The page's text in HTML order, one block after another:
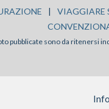
| VIAGGIARE
pubblicate sono da